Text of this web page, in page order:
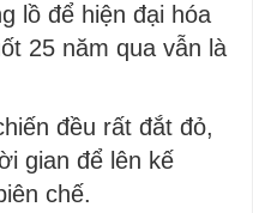
lồ để hiện đại hóa
25 năm qua vẫn là
đều rất đắt đỏ,
gian để lên kế
chế.